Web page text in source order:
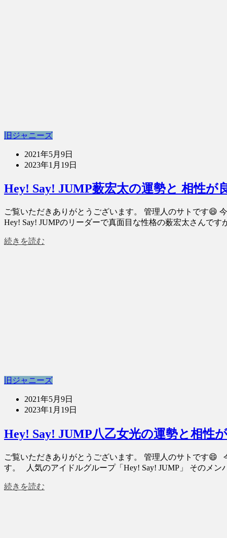
旧ジャニーズ
2021年5月9日
2023年1月19日
Hey! Say! JUMP薮宏太の運勢と 相性
ご覧いただきありがとうございます。 管理人のサトです😄
Hey! Say! JUMPのリーダーで真面目な性格の薮宏太さんで
続きを読む
旧ジャニーズ
2021年5月9日
2023年1月19日
Hey! Say! JUMP八乙女光の運勢と相性
ご覧いただきありがとうございます。 管理人のサトです😄
す。 人気のアイドルグループ「Hey! Say! JUMP」 そのメ
続きを読む